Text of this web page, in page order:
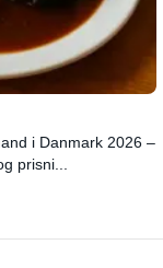
i Danmark 2026 –
prisni...